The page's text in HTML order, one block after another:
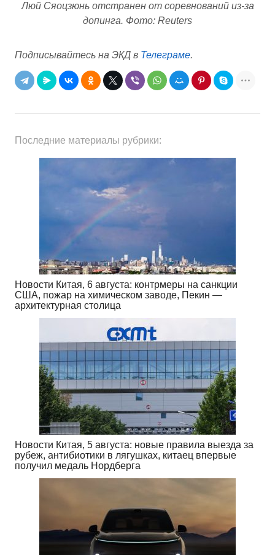
Люй Сяоцзюнь отстранен от соревнований из-за
допинга. Фото: Reuters
Подписывайтесь на ЭКД в Телеграме.
Последние материалы рубрики:
Новости Китая, 6 августа: контрмеры на санкции
США, пожар на химическом заводе, Пекин —
архитектурная столица
Новости Китая, 5 августа: новые правила выезда за
рубеж, антибиотики в лягушках, китаец впервые
получил медаль Нордберга